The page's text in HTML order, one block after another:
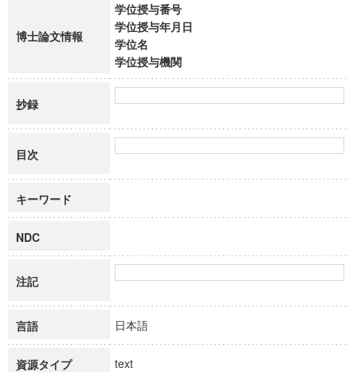
博士論文情報
学位授与番号
学位授与年月日
学位名
学位授与機関
抄録
目次
キーワード
NDC
注記
言語 日本語
資源タイプ text